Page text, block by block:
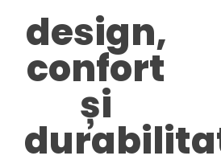
design,
confort
și